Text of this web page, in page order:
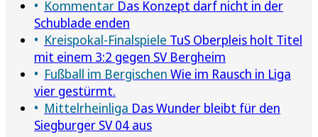
Kommentar Das Konzept darf nicht in der
Schublade enden
Kreispokal-Finalspiele TuS Oberpleis holt Titel
mit einem 3:2 gegen SV Bergheim
Fußball im Bergischen Wie im Rausch in Liga
vier gestürmt.
Mittelrheinliga Das Wunder bleibt für den
Siegburger SV 04 aus